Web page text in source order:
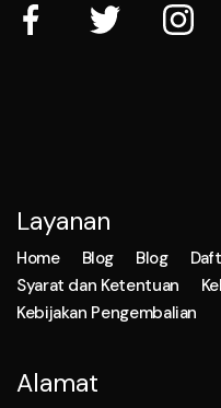
Layanan
Home Blog Blog
Syarat dan Ketentuan
Kebijakan Pengembalian
Alamat